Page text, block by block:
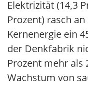
Elektrizität (14,3
Prozent) rasch
Kernenergie ein
der Denkfabrik
Prozent mehr als
Wachstum von